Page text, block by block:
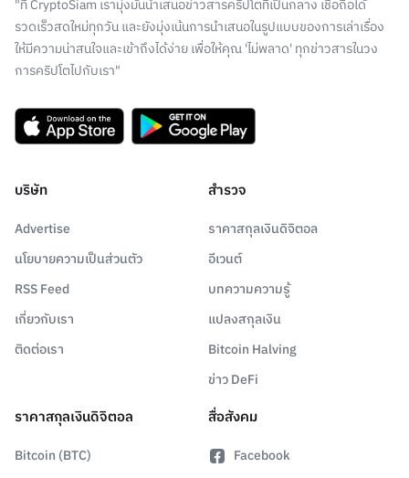
"ที่ CryptoSiam เรามุ่งมั่นนำเสนอข่าวสารคริปโตที่เป็นกลาง เชื่อถือได้
รวดเร็วสดใหม่ทุกวัน และยังมุ่งเน้นการนำเสนอในรูปแบบของการเล่าเรื่อง
ให้มีความน่าสนใจและเข้าถึงได้ง่าย เพื่อให้คุณ 'ไม่พลาด' ทุกข่าวสารในวง
การคริปโตไปกับเรา"
บริษัท
Advertise
นโยบายความเป็นส่วนตัว
RSS Feed
เกี่ยวกับเรา
ติดต่อเรา
สำรวจ
ราคาสกุลเงินดิจิตอล
อีเวนต์
บทความความรู้
แปลงสกุลเงิน
Bitcoin Halving
ข่าว DeFi
ราคาสกุลเงินดิจิตอล
Bitcoin (BTC)
สื่อสังคม
Facebook